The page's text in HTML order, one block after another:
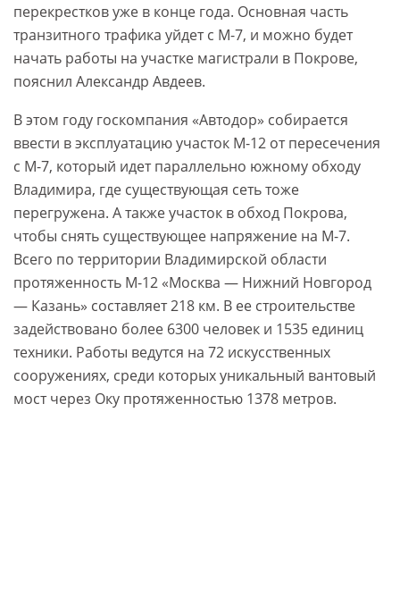
перекрестков уже в конце года. Основная часть
транзитного трафика уйдет с М-7, и можно будет
начать работы на участке магистрали в Покрове,
пояснил Александр Авдеев.
В этом году госкомпания «Автодор» собирается
ввести в эксплуатацию участок М-12 от пересечения
с М-7, который идет параллельно южному обходу
Владимира, где существующая сеть тоже
перегружена. А также участок в обход Покрова,
чтобы снять существующее напряжение на М-7.
Всего по территории Владимирской области
протяженность М-12 «Москва — Нижний Новгород
— Казань» составляет 218 км. В ее строительстве
задействовано более 6300 человек и 1535 единиц
техники. Работы ведутся на 72 искусственных
сооружениях, среди которых уникальный вантовый
мост через Оку протяженностью 1378 метров.